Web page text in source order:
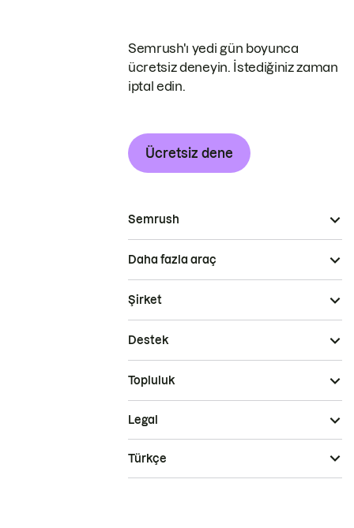
Semrush'ı yedi gün boyunca
ücretsiz deneyin. İstediğiniz zaman
iptal edin.
Ücretsiz dene
Semrush
Daha fazla araç
Şirket
Destek
Topluluk
Legal
Türkçe